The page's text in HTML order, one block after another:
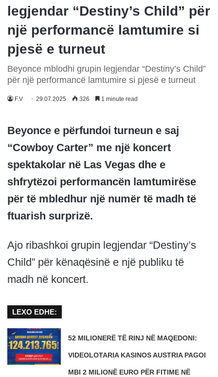
legjendar “Destiny’s Child” për
një performancë lamtumire si
pjesë e turneut
Beyonce mblodhi grupin legjendar “Destiny’s Child”
për një performancë lamtumire si pjesë e turneut
F.V 29.07.2025 326 1 minute read
Beyonce e përfundoi turneun e saj
“Cowboy Carter” me një koncert
spektakolar në Las Vegas dhe e
shfrytëzoi performancën lamtumirëse
për të mbledhur një numër të madh të
ftuarish surprizë.
Ajo ribashkoi grupin legjendar “Destiny’s
Child” për kënaqësinë e një publiku të
madh në koncert.
LEXO EDHE:
52 MILIONERË TË RINJ NË MAQEDONI:
VIDEOLOTARIA KASINOS AUSTRIA PAGOI
MBI 2 MILIONË EURO PËR FITIME NË